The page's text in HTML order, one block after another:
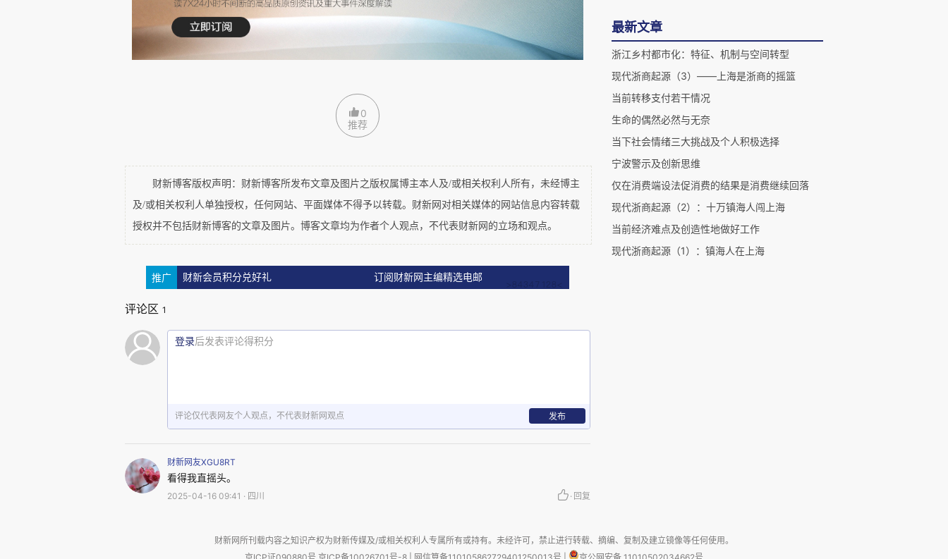
一个典型的美国中产阶级家庭，全年食物支出只有 2000多美元，仅占他们家庭支出的3%
以上。当然可以不把产品卖给美国，但结局则是你将长期处于传统农业社会之中。所
以对于像中国这样的国家来说，实在是非常无奈的。
在机场
纽约肯尼迪机场已经顺利进入候机大厅。这次安检极其简单，唯一与国内不同的是要求把鞋子脱
了。他们的登机牌和行李票一起，用电脑打印在一张小纸片上，国内的航空公司可以学一下。
从机场洗手间出来，迎面碰到一位打扫卫生的黑人，居然冲着我说：“你好”。虽然民族自豪感并
购物是出国旅行的一大任务。这次来也和上次去香港一样，并没有计划买什么东西，但巴巴地去
做了工行的
一件事是去逛店。
美国的物价确实比较便宜。一大瓶黑方酒，大概是
元，她再三要我多买一点，送人确实不错。
苹果公司出的 ，国内4000
美元。我们昨天在第五大道上找到了一家
0
推荐
财新博客版权声明：财新博客所发布文章及图片之版权属博主本人及/或相关权利人所有，未经博主
及/或相关权利人单独授权，任何网站、平面媒体不得予以转载。财新网对相关媒体的网站信息内容转载
授权并不包括财新博客的文章及图片。博客文章均为作者个人观点，不代表财新网的立场和观点。
推广 财新会员积分兑好礼 订阅财新网主编精选电邮
评论区 1
登录后发表评论得积分
评论仅代表网友个人观点，不代表财新网观点 发布
财新网友XGU8RT
看得我直摇头。
2025-04-16 09:41 · 四川 · 回复
最新文章
浙江乡村都市化：特征、机制与空间转型
现代浙商起源（3）——上海是浙商的摇篮
当前转移支付若干情况
生命的偶然必然与无奈
当下社会情绪三大挑战及个人积极选择
宁波警示及创新思维
仅在消费端设法促消费的结果是消费继续回落
现代浙商起源（2）：十万镇海人闯上海
当前经济难点及创造性地做好工作
现代浙商起源（1）：镇海人在上海
财新网所刊载内容之知识产权为财新传媒及/或相关权利人专属所有或持有。未经许可，禁止进行转载、摘编、复制及建立镜像等任何使用。